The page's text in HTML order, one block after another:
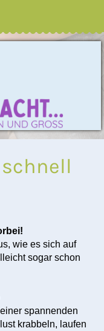
wie es sich auf
sogar schon
spannenden
krabbeln, laufen